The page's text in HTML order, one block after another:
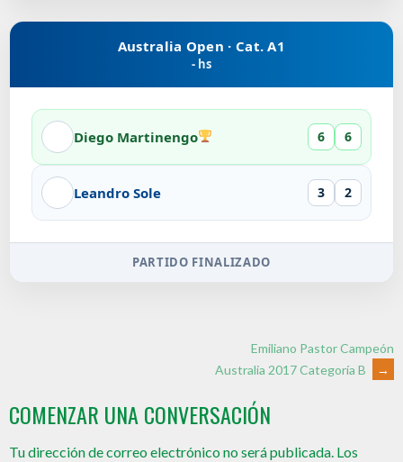
Australia Open · Cat. A1
- hs
Diego Martinengo 6 6
Leandro Sole 3 2
PARTIDO FINALIZADO
Emiliano Pastor Campeón
Australia 2017 Categoría B
→
COMENZAR UNA CONVERSACIÓN
Tu dirección de correo electrónico no será publicada. Los